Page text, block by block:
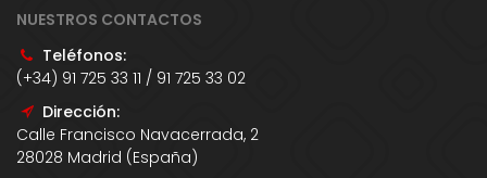
NUESTROS CONTACTOS
Teléfonos:
(+34) 91 725 33 11 / 91 725 33 02
Dirección:
Calle Francisco Navacerrada, 2
28028 Madrid (España)